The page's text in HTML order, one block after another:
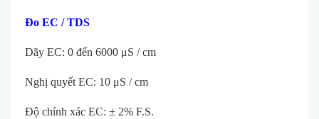
Đo EC / TDS
Dãy EC: 0 đến 6000 μS / cm
Nghị quyết EC: 10 μS / cm
Độ chính xác EC: ± 2% F.S.